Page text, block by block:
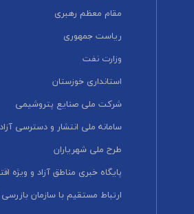
مقام معظم رهبری
ریاست جمهوری
وزارت نفت
استانداری خوزستان
شرکت ملی صنایع پتروشیمی
سامانه ملی انتشار و دسترسی
طرح ملی شهریاران
پایگاه خبری مناطق آزاد و ویژه
ارتباط مستقیم با سازمان